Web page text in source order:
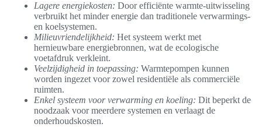
Lagere energiekosten: Door efficiënte warmte-uitwisseling
verbruikt het minder energie dan traditionele verwarmings-
en koelsystemen.
Milieuvriendelijkheid: Het systeem werkt met
hernieuwbare energiebronnen, wat de ecologische
voetafdruk verkleint.
Veelzijdigheid in toepassing: Warmtepompen kunnen
worden ingezet voor zowel residentiële als commerciële
ruimten.
Enkel systeem voor verwarming en koeling: Dit beperkt de
noodzaak voor meerdere systemen en verlaagt de
onderhoudskosten.